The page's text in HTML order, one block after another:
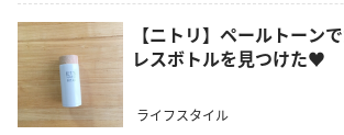
【ニトリ】ペールトーン
レスボトルを見つけた♥
ライフスタイル